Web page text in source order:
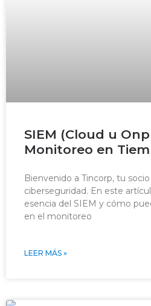
SIEM (Cloud u
Monitoreo en
Bienvenido a Tincorp, tu
ciberseguridad. En este
esencia del SIEM y cómo
en el monitoreo
LEER MÁS »